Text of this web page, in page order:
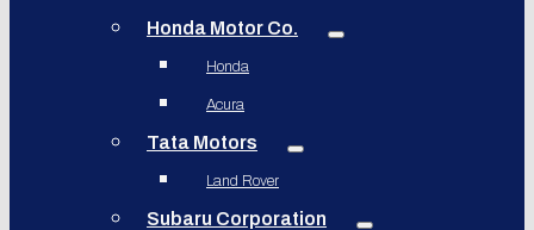
Honda Motor Co.
Honda
Acura
Tata Motors
Land Rover
Subaru Corporation